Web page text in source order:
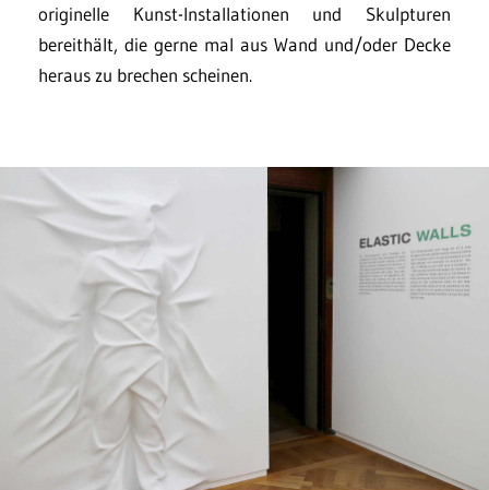
originelle Kunst-Installationen und Skulpturen
bereithält, die gerne mal aus Wand und/oder Decke
heraus zu brechen scheinen.